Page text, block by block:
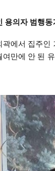
용의자 범행동
곽에서 집주인
여만에 안 된